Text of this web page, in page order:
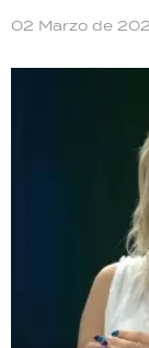
02 Marzo de
PALABRAS
Seguinos